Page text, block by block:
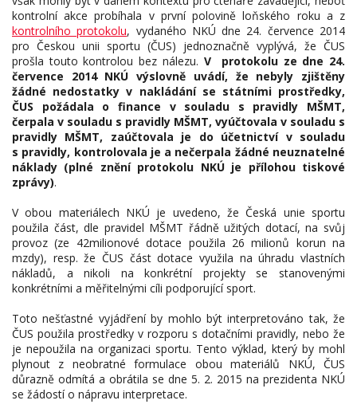
kontrolní akce probíhala v první polovině loňského roku a z
kontrolního protokolu, vydaného NKÚ dne 24. července 2014
pro Českou unii sportu (ČUS) jednoznačně vyplývá, že ČUS
prošla touto kontrolou bez nálezu. V protokolu ze dne 24.
července 2014 NKÚ výslovně uvádí, že nebyly zjištěny
žádné nedostatky v nakládání se státními prostředky,
ČUS požádala o finance v souladu s pravidly MŠMT,
čerpala v souladu s pravidly MŠMT, vyúčtovala v souladu s
pravidly MŠMT, zaúčtovala je do účetnictví v souladu
s pravidly, kontrolovala je a nečerpala žádné neuznatelné
náklady (plné znění protokolu NKÚ je přílohou tiskové
zprávy).
V obou materiálech NKÚ je uvedeno, že Česká unie sportu
použila část, dle pravidel MŠMT řádně užitých dotací, na svůj
provoz (ze 42milionové dotace použila 26 milionů korun na
mzdy), resp. že ČUS část dotace využila na úhradu vlastních
nákladů, a nikoli na konkrétní projekty se stanovenými
konkrétními a měřitelnými cíli podporující sport.
Toto nešťastné vyjádření by mohlo být interpretováno tak, že
ČUS použila prostředky v rozporu s dotačními pravidly, nebo že
je nepoužila na organizaci sportu. Tento výklad, který by mohl
plynout z neobratné formulace obou materiálů NKÚ, ČUS
důrazně odmítá a obrátila se dne 5. 2. 2015 na prezidenta NKÚ
se žádostí o nápravu interpretace.